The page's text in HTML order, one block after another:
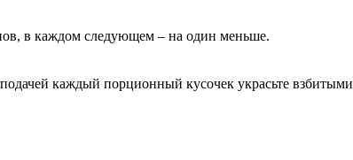
в каждом следующем – на один меньше.
каждый порционный кусочек украсьте